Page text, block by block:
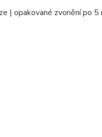
| opakované zvonění po